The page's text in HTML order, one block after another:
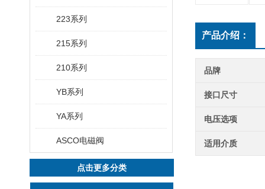
223系列
215系列
210系列
YB系列
YA系列
ASCO电磁阀
点击更多分类
产品介绍：
品牌
接口尺寸
电压选项
适用介质